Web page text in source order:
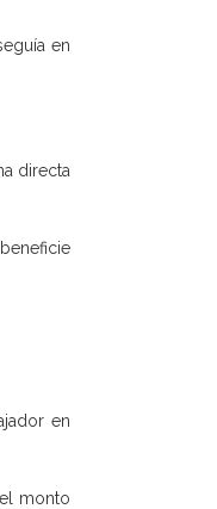
en
directa
en
monto